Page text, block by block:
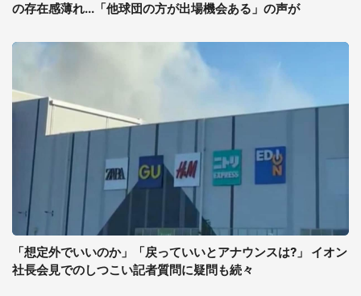
の存在感薄れ...「他球団の方が出場機会ある」の声が
「想定外でいいのか」「戻っていいとアナウンスは?」 イオン
社長会見でのしつこい記者質問に疑問も続々